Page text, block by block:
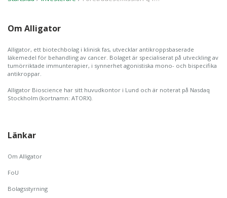
Om Alligator
Alligator, ett biotechbolag i klinisk fas, utvecklar antikroppsbaserade
läkemedel för behandling av cancer. Bolaget är specialiserat på utveckling av
tumörriktade immunterapier, i synnerhet agonistiska mono- och bispecifika
antikroppar.
Alligator Bioscience har sitt huvudkontor i Lund och är noterat på Nasdaq
Stockholm (kortnamn: ATORX).
Länkar
Om Alligator
FoU
Bolagsstyrning